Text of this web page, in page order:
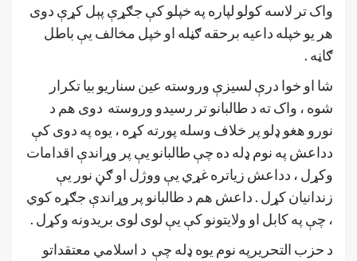
واک تر لاسه کولو لپاره په خپلو کې جګړې پېل کړې دوی
هر يو خپله داعيه برحقه ګڼله او خپل مخالف یې باطل
ګاڼه .
شا او خوا درې لسيزې وروسته عين سناريو بيا تکرار
شوه ، واک ته د طالبانو تر رسيدو وروسته دوی هم د
نورو هغو ډلو پر خلاف وسله پورته کړه ، يوه په دوی کې
دداعش په نوم ډله ده چې طالبانو یې پر وړاندې اقدامات
وکړل ، دداعش زياتره غړي یې ووژل او ګڼ نور یې
زندانيان کړل . داعش هم د طالبانو پر وړاندې جګړه کوي
، چې په کابل او ولايتونو کې یې لوی لوی بريدونه وکړل .
د حزب التحریرپه نوم يوه ډله چې د اسلامي معتقداتو